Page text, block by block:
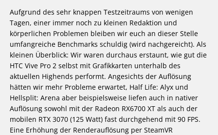
Aufgrund des sehr knappen Testzeitraums von wenigen
Tagen, einer immer noch zu kleinen Redaktion und
körperlichen Problemen bleiben wir euch an dieser Stelle
umfangreiche Benchmarks schuldig (wird nachgereicht). Als
kleinen Überblick: Wir waren durchaus erstaunt, wie gut die
HTC Vive Pro 2 selbst mit Grafikkarten unterhalb des
aktuellen Highends performt. Angesichts der Auflösung
hätten wir mehr Probleme erwartet, Half Life: Alyx und
Hellsplit: Arena aber beispielsweise liefen auch in nativer
Auflösung sowohl mit der Radeon RX6700 XT als auch der
mobilen RTX 3070 (125 Watt) fast durchgehend mit 90 FPS.
Eine Erhöhung der Renderauflösung per SteamVR